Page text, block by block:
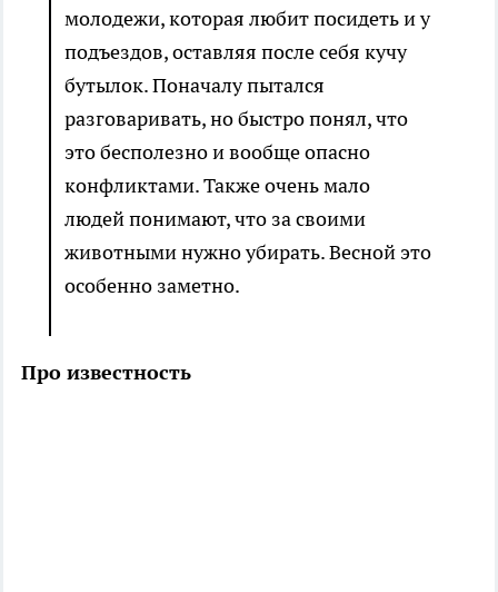
молодежи, которая любит посидеть и у
подъездов, оставляя после себя кучу
бутылок. Поначалу пытался
разговаривать, но быстро понял, что
это бесполезно и вообще опасно
конфликтами. Также очень мало
людей понимают, что за своими
животными нужно убирать. Весной это
особенно заметно.
Про известность